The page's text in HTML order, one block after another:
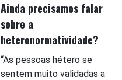
Ainda precisamos falar
sobre a
heteronormatividade?
“As pessoas hétero se
sentem muito validadas a